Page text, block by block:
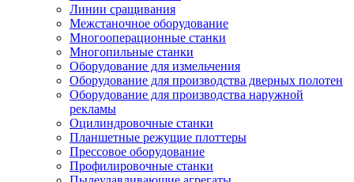
Линии сращивания
Межстаночное оборудование
Многооперационные станки
Многопильные станки
Оборудование для измельчения
Оборудование для производства дверных полотен
Оборудование для производства наружной
рекламы
Оцилиндровочные станки
Планшетные режущие плоттеры
Прессовое оборудование
Профилировочные станки